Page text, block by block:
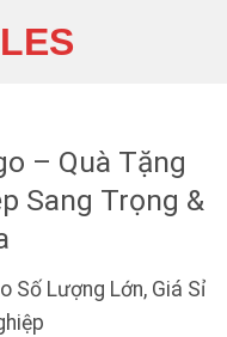
– Quà Tặng
Sang Trọng &
Số Lượng Lớn, Giá Sỉ